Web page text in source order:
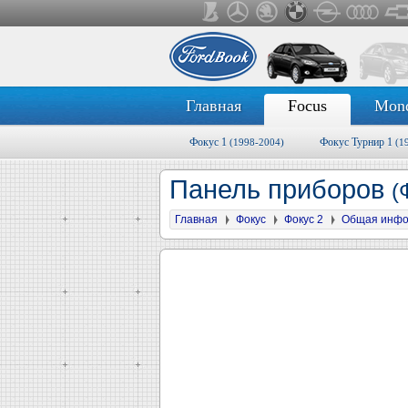
Главная Focus
Фокус 1 (1998-2004) Фокус Турнир 1
Панель приборов
Главная Фокус Фокус 2 Общая